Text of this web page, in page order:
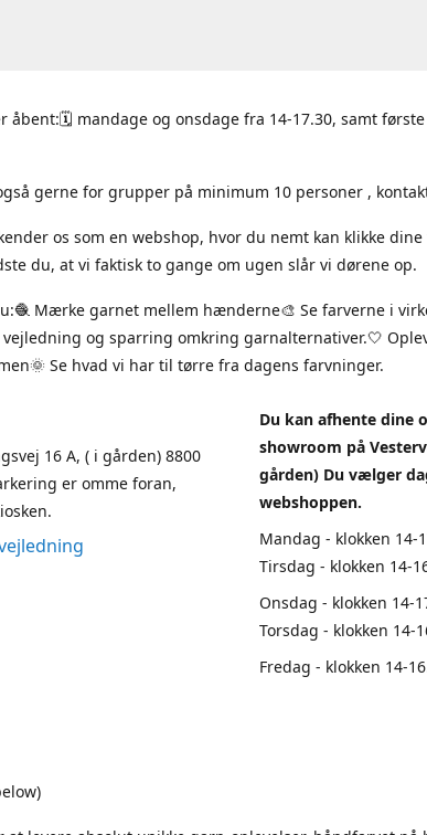
åbent:🗓 mandage og onsdage fra 14-17.30, samt
gerne for grupper på minimum 10 personer ,
os som en webshop, hvor du nemt kan klikke
du, at vi faktisk to gange om ugen slår vi dørene op.
Mærke garnet mellem hænderne🎨 Se farverne i
og sparring omkring garnalternativer.🤍
Se hvad vi har til tørre fra dagens farvninger.
16 A, ( i gården) 8800
er omme foran,
Du kan afhente dine
showroom på
gården) Du vælger
webshoppen.
Mandag - klokken 14-
Tirsdag - klokken 14-
Onsdag - klokken 14-
Torsdag - klokken 14-
Fredag - klokken 14-